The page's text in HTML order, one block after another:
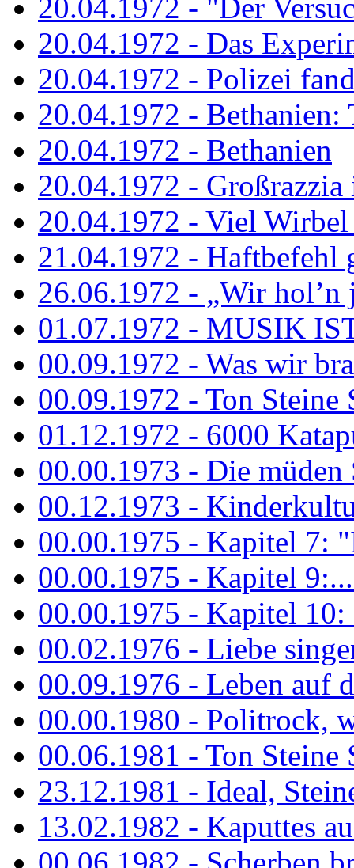
20.04.1972 - "Der
20.04.1972 - Das
20.04.1972 - Polizei
20.04.1972 - Bethanien:
20.04.1972 - Bethanien
20.04.1972 - Großrazzia
20.04.1972 - Viel
21.04.1972 - Haftbefehl
26.06.1972 - „Wir hol’n
01.07.1972 - MUSIK
00.09.1972 - Was wir
00.09.1972 - Ton Steine
01.12.1972 - 6000
00.00.1973 - Die müden
00.12.1973 -
00.00.1975 - Kapitel 7:
00.00.1975 - Kapitel
00.00.1975 - Kapitel
00.02.1976 - Liebe
00.09.1976 - Leben auf
00.00.1980 - Politrock,
00.06.1981 - Ton Steine
23.12.1981 - Ideal,
13.02.1982 - Kaputtes